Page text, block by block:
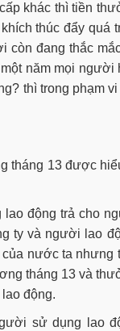
khác thì tiền
thúc đẩy quá
còn đang thắc
năm mọi người
thì trong phạm vi
tháng 13 được
lao động trả cho
ty và người lao
nước ta nhưng
tháng 13 và
động.
sử dụng lao